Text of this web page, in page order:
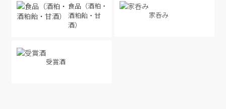
食品（酒粕・
酒粕飴・甘
酒）
家呑み
受賞酒